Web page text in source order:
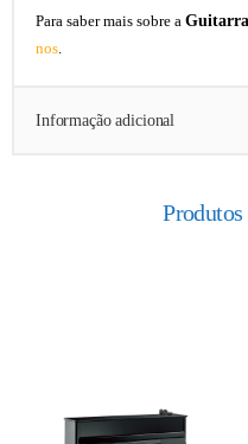
Para saber mais sobre a
nos.
Informação adicional